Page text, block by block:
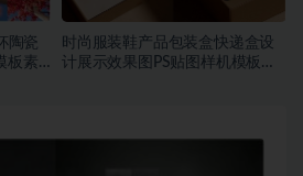
陶瓷
板素
时尚服装鞋产品包装盒快递盒设
计展示效果图PS贴图样机模板素